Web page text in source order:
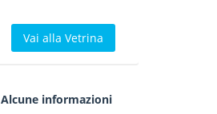
Vai alla Vetrina
Alcune informazioni